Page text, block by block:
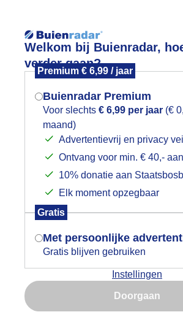
Welkom bij Buienradar,
verder gaan?
Premium € 6,99 / jaar
Buienradar Premium
Voor slechts € 6,99 per jaar (€
maand)
Advertentievrij en privacy
Ontvang voor min. € 40,-
10% donatie aan
Elk moment opzegbaar
Gratis
Met persoonlijke
Gratis blijven gebruiken
Instellingen
Doorgaan
Foto en video
Mogen we je locatie
het weer?
Indien je hier nog geen
gegeven, verschijnt er zo een
je browser waarin deze
gevraagd wordt.
Is goed, toon de
Nu niet, misschien